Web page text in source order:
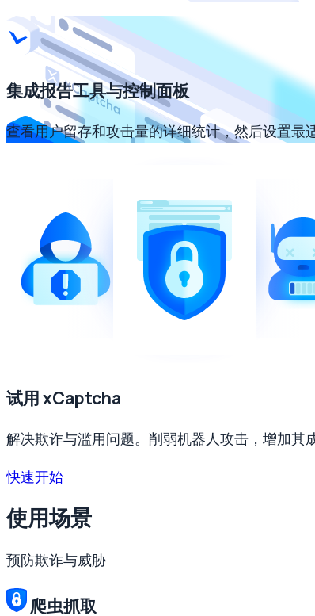
集成报告工具与控制面板
查看用户留存和攻击量的详细统计，然后设置
试用 xCaptcha
解决欺诈与滥用问题。削弱机器人攻击，增加其
快速开始
使用场景
预防欺诈与威胁
爬虫抓取